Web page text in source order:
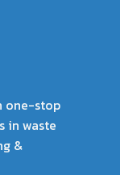
one-stop
in waste
&